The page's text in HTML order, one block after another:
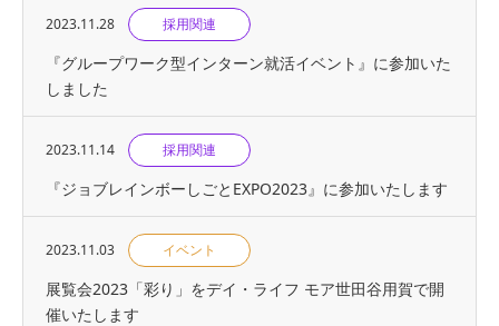
2023.11.28 採用関連
『グループワーク型インターン就活イベント』に参加いた
しました
2023.11.14 採用関連
『ジョブレインボーしごとEXPO2023』に参加いたします
2023.11.03 イベント
展覧会2023「彩り」をデイ・ライフ モア世田谷用賀で開
催いたします